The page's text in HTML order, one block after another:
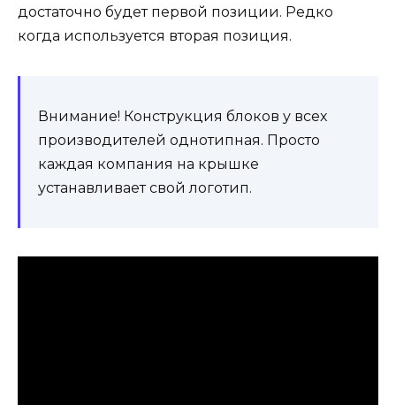
достаточно будет первой позиции. Редко
когда используется вторая позиция.
Внимание! Конструкция блоков у всех
производителей однотипная. Просто
каждая компания на крышке
устанавливает свой логотип.